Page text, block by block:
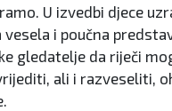
U izvedbi djece
vesela i poučna
gledatelje da riječi
ali i razveseliti,